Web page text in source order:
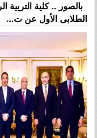
بالصور .. كلية التربية
الطلابى الأول عن ت...